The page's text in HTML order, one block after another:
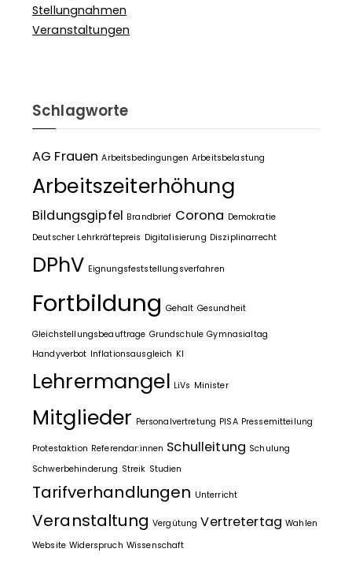
Stellungnahmen
Veranstaltungen
Schlagworte
AG Frauen Arbeitsbedingungen Arbeitsbelastung
Arbeitszeiterhöhung
Bildungsgipfel Brandbrief Corona Demokratie
Deutscher Lehrkräftepreis Digitalisierung Disziplinarrecht
DPhV Eignungsfeststellungsverfahren
Fortbildung Gehalt Gesundheit
Gleichstellungsbeauftrage Grundschule Gymnasialtag
Handyverbot Inflationsausgleich KI
Lehrermangel LiVs Minister
Mitglieder Personalvertretung PISA Pressemitteilung
Protestaktion Referendar:innen Schulleitung Schulung
Schwerbehinderung Streik Studien
Tarifverhandlungen Unterricht
Veranstaltung Vergütung Vertretertag Wahlen
Website Widerspruch Wissenschaft